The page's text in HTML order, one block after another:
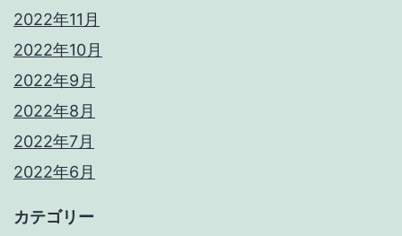
2022年11月
2022年10月
2022年9月
2022年8月
2022年7月
2022年6月
カテゴリー